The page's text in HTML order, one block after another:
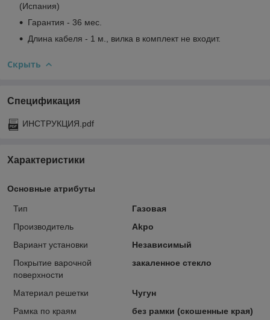
(Испания)
Гарантия - 36 мес.
Длина кабеля - 1 м., вилка в комплект не входит.
Скрыть
Спецификация
ИНСТРУКЦИЯ.pdf
Характеристики
Основные атрибуты
Тип
Газовая
Производитель
Akpo
Вариант установки
Независимый
Покрытие варочной
поверхности
закаленное стекло
Материал решетки
Чугун
Рамка по краям
без рамки (скошенные края)